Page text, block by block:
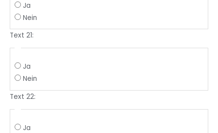
Ja
Nein
Text 21:
Ja
Nein
Text 22:
Ja